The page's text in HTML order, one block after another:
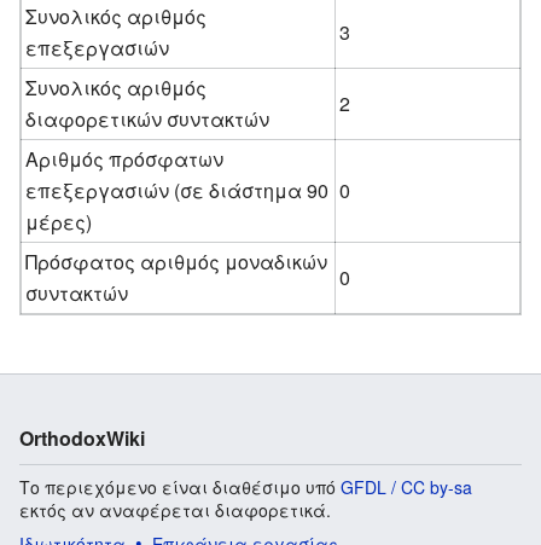
Συνολικός αριθμός
επεξεργασιών
3
Συνολικός αριθμός
διαφορετικών συντακτών
2
Αριθμός πρόσφατων
επεξεργασιών (σε διάστημα 90
μέρες)
0
Πρόσφατος αριθμός μοναδικών
συντακτών
0
OrthodoxWiki
Το περιεχόμενο είναι διαθέσιμο υπό GFDL / CC by-sa
εκτός αν αναφέρεται διαφορετικά.